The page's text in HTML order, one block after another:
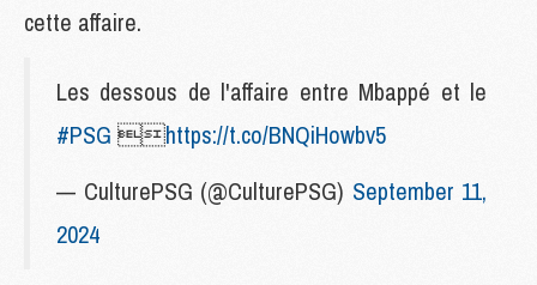
cette affaire.
Les dessous de l'affaire entre Mbappé et le
#PSG https://t.co/BNQiHowbv5
— CulturePSG (@CulturePSG) September 11,
2024